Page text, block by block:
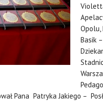
Opolu,
Basik
Pana Patryka Jakiego –